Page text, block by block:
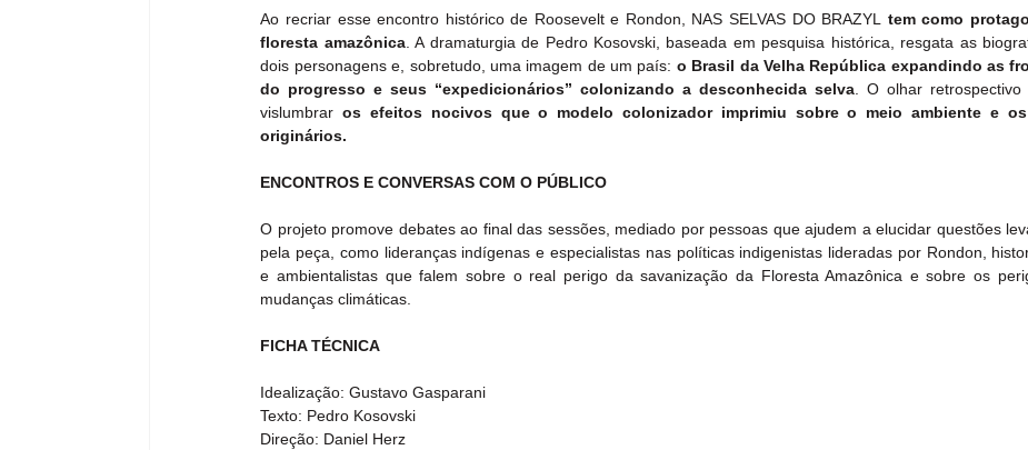
Ao recriar esse encontro histórico de Roosevelt e Rondon, NAS SELVAS DO BRAZYL tem como
floresta amazônica. A dramaturgia de Pedro Kosovski, baseada em pesquisa histórica, resgata as
dois personagens e, sobretudo, uma imagem de um país: o Brasil da Velha República expandindo as
do progresso e seus “expedicionários” colonizando a desconhecida selva. O olhar retrospectivo
vislumbrar os efeitos nocivos que o modelo colonizador imprimiu sobre o meio ambiente e
originários.
ENCONTROS E CONVERSAS COM O PÚBLICO
O projeto promove debates ao final das sessões, mediado por pessoas que ajudem a elucidar questões
pela peça, como lideranças indígenas e especialistas nas políticas indigenistas lideradas por Rondon,
e ambientalistas que falem sobre o real perigo da savanização da Floresta Amazônica e sobre os
mudanças climáticas.
FICHA TÉCNICA
Idealização: Gustavo Gasparani
Texto: Pedro Kosovski
Direção: Daniel Herz